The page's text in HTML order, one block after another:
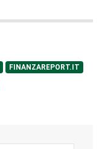
FINANZAREPORT.IT